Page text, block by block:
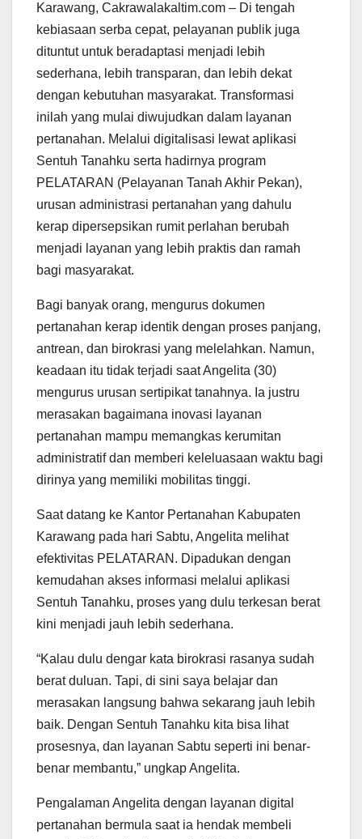
Karawang, Cakrawalakaltim.com – Di tengah
kebiasaan serba cepat, pelayanan publik juga
dituntut untuk beradaptasi menjadi lebih
sederhana, lebih transparan, dan lebih dekat
dengan kebutuhan masyarakat. Transformasi
inilah yang mulai diwujudkan dalam layanan
pertanahan. Melalui digitalisasi lewat aplikasi
Sentuh Tanahku serta hadirnya program
PELATARAN (Pelayanan Tanah Akhir Pekan),
urusan administrasi pertanahan yang dahulu
kerap dipersepsikan rumit perlahan berubah
menjadi layanan yang lebih praktis dan ramah
bagi masyarakat.
Bagi banyak orang, mengurus dokumen
pertanahan kerap identik dengan proses panjang,
antrean, dan birokrasi yang melelahkan. Namun,
keadaan itu tidak terjadi saat Angelita (30)
mengurus urusan sertipikat tanahnya. Ia justru
merasakan bagaimana inovasi layanan
pertanahan mampu memangkas kerumitan
administratif dan memberi keleluasaan waktu bagi
dirinya yang memiliki mobilitas tinggi.
Saat datang ke Kantor Pertanahan Kabupaten
Karawang pada hari Sabtu, Angelita melihat
efektivitas PELATARAN. Dipadukan dengan
kemudahan akses informasi melalui aplikasi
Sentuh Tanahku, proses yang dulu terkesan berat
kini menjadi jauh lebih sederhana.
“Kalau dulu dengar kata birokrasi rasanya sudah
berat duluan. Tapi, di sini saya belajar dan
merasakan langsung bahwa sekarang jauh lebih
baik. Dengan Sentuh Tanahku kita bisa lihat
prosesnya, dan layanan Sabtu seperti ini benar-
benar membantu,” ungkap Angelita.
Pengalaman Angelita dengan layanan digital
pertanahan bermula saat ia hendak membeli